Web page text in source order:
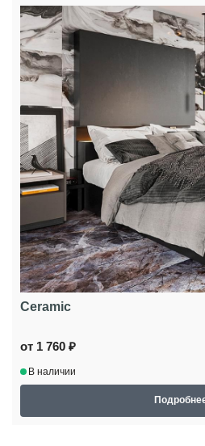
Ceramic
от 1 760 ₽
В наличии